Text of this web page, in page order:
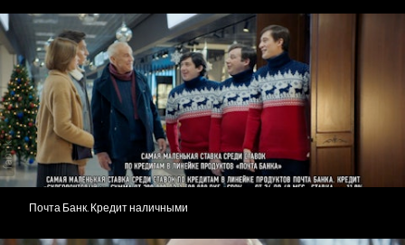
Почта Банк. Кредит наличными